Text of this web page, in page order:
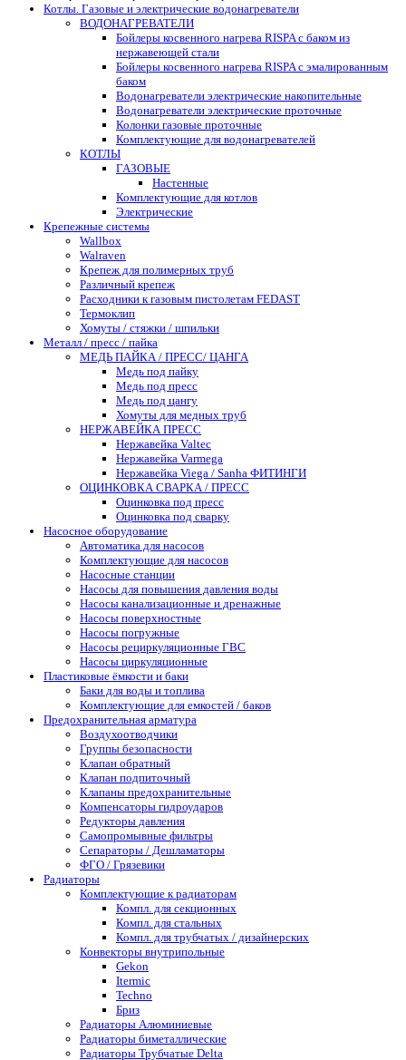
Котлы. Газовые и электрические водонагреватели
ВОДОНАГРЕВАТЕЛИ
Бойлеры косвенного нагрева RISPA с баком из
нержавеющей стали
Бойлеры косвенного нагрева RISPA с эмалированным
баком
Водонагреватели электрические накопительные
Водонагреватели электрические проточные
Колонки газовые проточные
Комплектующие для водонагревателей
КОТЛЫ
ГАЗОВЫЕ
Настенные
Комплектующие для котлов
Электрические
Крепежные системы
Wallbox
Walraven
Крепеж для полимерных труб
Различный крепеж
Расходники к газовым пистолетам FEDAST
Термоклип
Хомуты / стяжки / шпильки
Металл / пресс / пайка
МЕДЬ ПАЙКА / ПРЕСС/ ЦАНГА
Медь под пайку
Медь под пресс
Медь под цангу
Хомуты для медных труб
НЕРЖАВЕЙКА ПРЕСС
Нержавейка Valtec
Нержавейка Varmega
Нержавейка Viega / Sanha ФИТИНГИ
ОЦИНКОВКА СВАРКА / ПРЕСС
Оцинковка под пресс
Оцинковка под сварку
Насосное оборудование
Автоматика для насосов
Комплектующие для насосов
Насосные станции
Насосы для повышения давления воды
Насосы канализационные и дренажные
Насосы поверхностные
Насосы погружные
Насосы рециркуляционные ГВС
Насосы циркуляционные
Пластиковые ёмкости и баки
Баки для воды и топлива
Комплектующие для емкостей / баков
Предохранительная арматура
Воздухоотводчики
Группы безопасности
Клапан обратный
Клапан подпиточный
Клапаны предохранительные
Компенсаторы гидроударов
Редукторы давления
Самопромывные фильтры
Сепараторы / Дешламаторы
ФГО / Грязевики
Радиаторы
Комплектующие к радиаторам
Компл. для секционных
Компл. для стальных
Компл. для трубчатых / дизайнерских
Конвекторы внутрипольные
Gekon
Itermic
Techno
Бриз
Радиаторы Алюминиевые
Радиаторы биметаллические
Радиаторы Трубчатые Delta